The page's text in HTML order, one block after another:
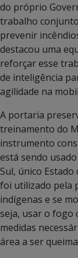
do próprio
trabalho
prevenir
destacou uma
reforçar esse
de inteligência
agilidade na
A portaria
treinamento do
instrumento
está sendo
Sul, único
foi utilizado pela
indígenas e se
seja, usar o fogo
medidas
área a ser